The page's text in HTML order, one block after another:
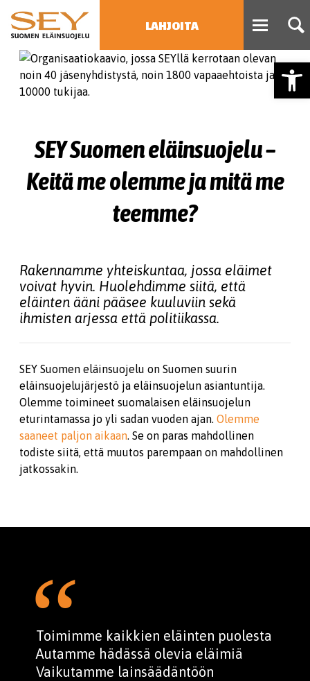
LAHJOITA
HAE
SEY Suomen eläinsuojelu –
Keitä me olemme ja mitä me
teemme?
Rakennamme yhteiskuntaa, jossa eläimet
voivat hyvin. Huolehdimme siitä, että
eläinten ääni pääsee kuuluviin sekä
ihmisten arjessa että politiikassa.
SEY Suomen eläinsuojelu on Suomen suurin
eläinsuojelujärjestö ja eläinsuojelun asiantuntija.
Olemme toimineet suomalaisen eläinsuojelun
eturintamassa jo yli sadan vuoden ajan. Olemme
saaneet paljon aikaan. Se on paras mahdollinen
todiste siitä, että muutos parempaan on mahdollinen
jatkossakin.
Toimimme kaikkien eläinten puolesta
Autamme hädässä olevia eläimiä
Vaikutamme lainsäädäntöön